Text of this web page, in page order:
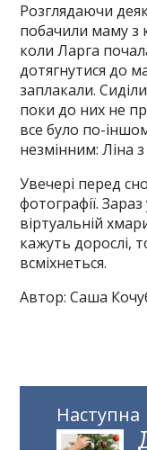
Розглядаючи
побачили маму з
коли Ларга
дотягнутися до
заплакали.
поки до них не
все було по-
незмінним: Ліна з
Увечері перед
фотографії.
віртуальній
кажуть дорослі,
всміхнеться.
Автор: Саша
Наступна